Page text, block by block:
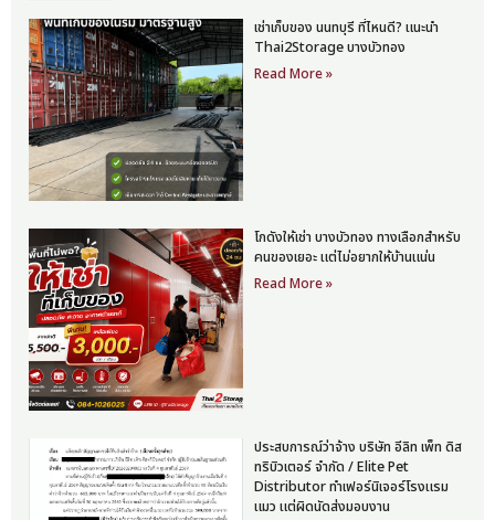
เช่าเก็บของ นนทบุรี ที่ไหนดี? แนะนำ
Thai2Storage บางบัวทอง
Read More »
โกดังให้เช่า บางบัวทอง ทางเลือกสำหรับ
คนของเยอะ แต่ไม่อยากให้บ้านแน่น
Read More »
ประสบการณ์ว่าจ้าง บริษัท อีลิท เพ็ท ดิส
ทริบิวเตอร์ จำกัด / Elite Pet
Distributor ทำเฟอร์นิเจอร์โรงแรม
แมว แต่ผิดนัดส่งมอบงาน